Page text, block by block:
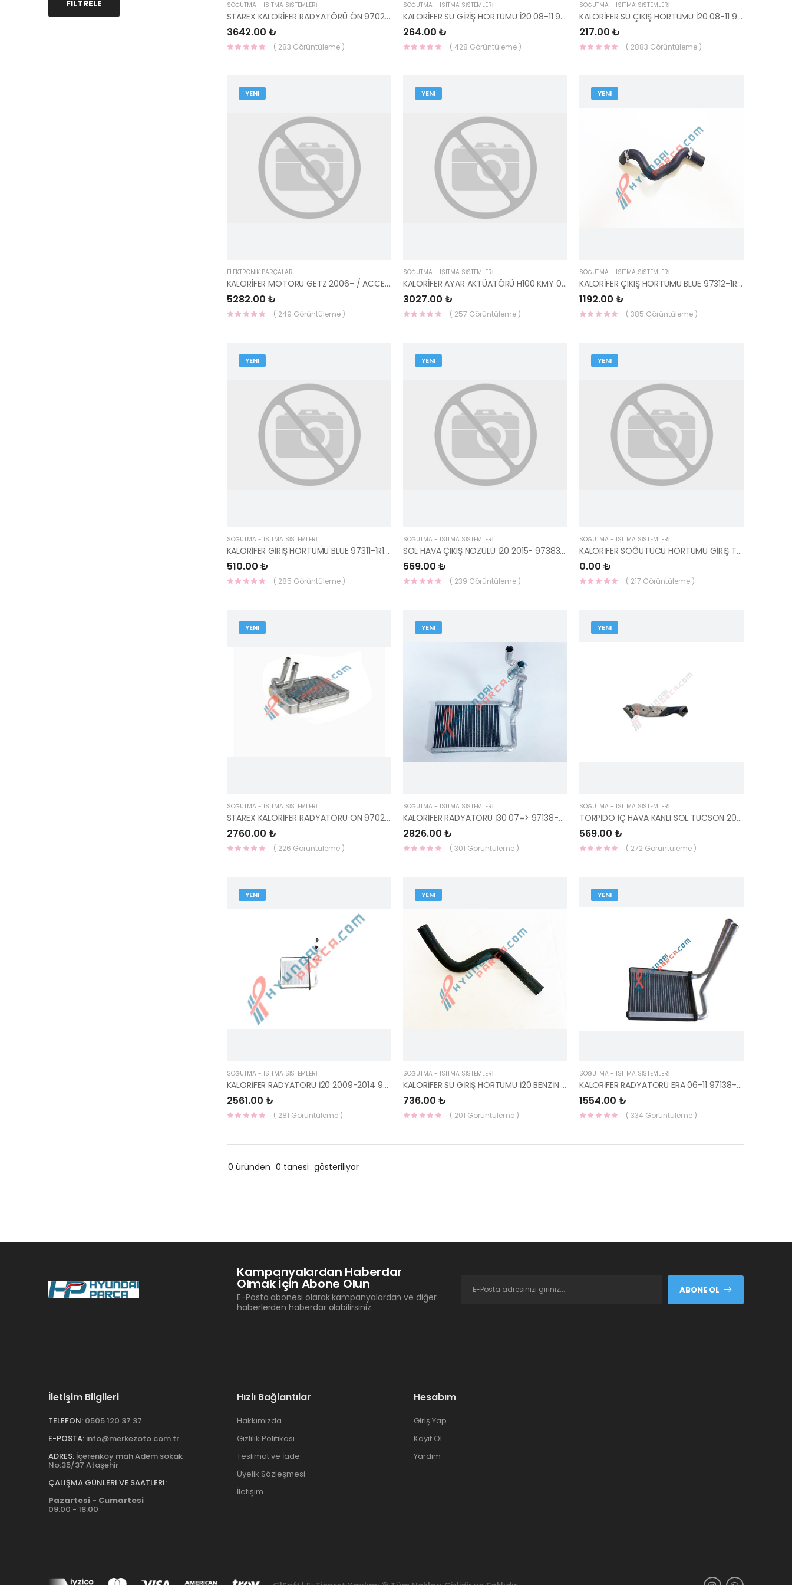
FILTRELE SOĞUTMA - ISITMA SİSTEMLERİ
STAREX KALORİFER RADYATÖRÜ ÖN 97023-4A020-DOOWON / KALE
3642.00 ₺
( 283 Görüntüleme )
SOĞUTMA - ISITMA SİSTEMLERİ
KALORİFER SU GİRİŞ HORTUMU İ20 08-11 97311-1J100-YS
264.00 ₺
( 428 Görüntüleme )
SOĞUTMA - ISITMA SİSTEMLERİ
KALORİFER SU ÇIKIŞ HORTUMU İ20 08-11 97312-1J100-YS
217.00 ₺
( 2883 Görüntüleme )
YENI
ELEKTRONİK PARÇALAR
KALORİFER MOTORU GETZ 2006- / ACCENT 97112-1C000-KORE
5282.00 ₺
( 249 Görüntüleme )
YENI
SOĞUTMA - ISITMA SİSTEMLERİ
KALORİFER AYAR AKTÜATÖRÜ H100 KMY 05- 97226-4F000-HMC
3027.00 ₺
( 257 Görüntüleme )
YENI
SOĞUTMA - ISITMA SİSTEMLERİ
KALORİFER ÇIKIŞ HORTUMU BLUE 97312-1R000-HMC
1192.00 ₺
( 385 Görüntüleme )
YENI
SOĞUTMA - ISITMA SİSTEMLERİ
KALORİFER GİRİŞ HORTUMU BLUE 97311-1R100-HMC
510.00 ₺
( 285 Görüntüleme )
YENI
SOĞUTMA - ISITMA SİSTEMLERİ
SOL HAVA ÇIKIŞ NOZÜLÜ İ20 2015- 97383-C8000TRY-HMC
569.00 ₺
( 239 Görüntüleme )
YENI
SOĞUTMA - ISITMA SİSTEMLERİ
KALORİFER SOĞUTUCU HORTUMU GİRİŞ TUCSON 97311-2E200-HMC
0.00 ₺
( 217 Görüntüleme )
YENI
SOĞUTMA - ISITMA SİSTEMLERİ
STAREX KALORİFER RADYATÖRÜ ÖN 97023-4A020-YS
2760.00 ₺
( 226 Görüntüleme )
YENI
SOĞUTMA - ISITMA SİSTEMLERİ
KALORİFER RADYATÖRÜ İ30 07=> 97138-2L000-YS
2826.00 ₺
( 301 Görüntüleme )
YENI
SOĞUTMA - ISITMA SİSTEMLERİ
TORPİDO İÇ HAVA KANLI SOL TUCSON 2017 97380-D7000 HMC
569.00 ₺
( 272 Görüntüleme )
YENI
SOĞUTMA - ISITMA SİSTEMLERİ
KALORİFER RADYATÖRÜ İ20 2009-2014 97138-4P000-YS
2561.00 ₺
( 281 Görüntüleme )
YENI
SOĞUTMA - ISITMA SİSTEMLERİ
KALORİFER SU GİRİŞ HORTUMU İ20 BENZİN 2007-2014 97311-1J001-YS
736.00 ₺
( 201 Görüntüleme )
YENI
SOĞUTMA - ISITMA SİSTEMLERİ
KALORİFER RADYATÖRÜ ERA 06-11 97138-1E000-YS
1554.00 ₺
( 334 Görüntüleme )
0 üründen 0 tanesi gösteriliyor
Kampanyalardan Haberdar
Olmak İçin Abone Olun
E-Posta abonesi olarak kampanyalardan ve diğer
haberlerden haberdar olabilirsiniz.
ABONE OL
İletişim Bilgileri
TELEFON: 0505 120 37 37
E-POSTA: info@merkezoto.com.tr
ADRES: İçerenköy mah Adem sokak
No:35/37 Ataşehir
ÇALIŞMA GÜNLERI VE SAATLERI:
Pazartesi - Cumartesi
09:00 - 18:00
Hızlı Bağlantılar
Hakkımızda
Gizlilik Politikası
Teslimat ve İade
Üyelik Sözleşmesi
İletişim
Hesabım
Giriş Yap
Kayıt Ol
Yardım